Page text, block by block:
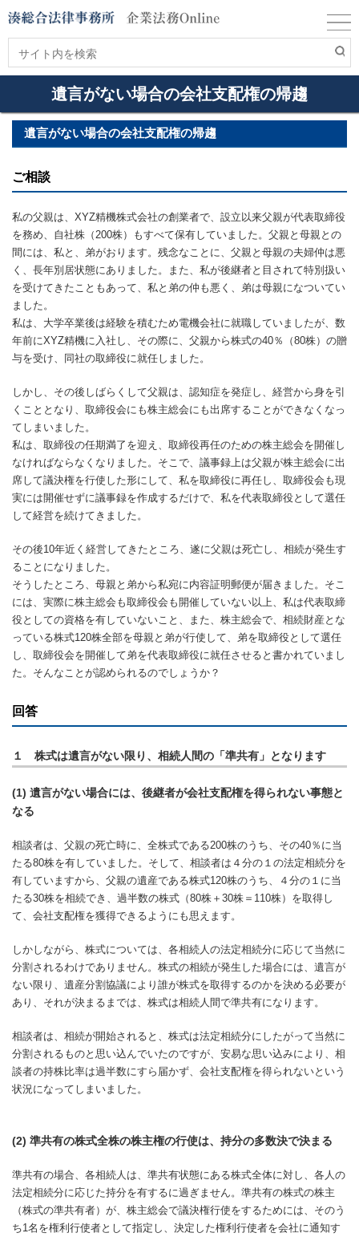
遺言がない場合の会社支配権の帰趨
遺言がない場合の会社支配権の帰趨
ご相談
私の父親は、XYZ精機株式会社の創業者で、設立以来父親が代表取締役
を務め、自社株（200株）もすべて保有していました。父親と母親との
間には、私と、弟がおります。残念なことに、父親と母親の夫婦仲は悪
く、長年別居状態にありました。また、私が後継者と目されて特別扱い
を受けてきたこともあって、私と弟の仲も悪く、弟は母親になついてい
ました。
私は、大学卒業後は経験を積むため電機会社に就職していましたが、数
年前にXYZ精機に入社し、その際に、父親から株式の40％（80株）の贈
与を受け、同社の取締役に就任しました。
しかし、その後しばらくして父親は、認知症を発症し、経営から身を引
くこととなり、取締役会にも株主総会にも出席することができなくなっ
てしまいました。
私は、取締役の任期満了を迎え、取締役再任のための株主総会を開催し
なければならなくなりました。そこで、議事録上は父親が株主総会に出
席して議決権を行使した形にして、私を取締役に再任し、取締役会も現
実には開催せずに議事録を作成するだけで、私を代表取締役として選任
して経営を続けてきました。
その後10年近く経営してきたところ、遂に父親は死亡し、相続が発生す
ることになりました。
そうしたところ、母親と弟から私宛に内容証明郵便が届きました。そこ
には、実際に株主総会も取締役会も開催していない以上、私は代表取締
役としての資格を有していないこと、また、株主総会で、相続財産とな
っている株式120株全部を母親と弟が行使して、弟を取締役として選任
し、取締役会を開催して弟を代表取締役に就任させると書かれていまし
た。そんなことが認められるのでしょうか？
回答
１ 株式は遺言がない限り、相続人間の「準共有」となります
(1) 遺言がない場合には、後継者が会社支配権を得られない事態と
なる
相談者は、父親の死亡時に、全株式である200株のうち、その40％に当
たる80株を有していました。そして、相談者は４分の１の法定相続分を
有していますから、父親の遺産である株式120株のうち、４分の１に当
たる30株を相続でき、過半数の株式（80株＋30株＝110株）を取得し
て、会社支配権を獲得できるようにも思えます。
しかしながら、株式については、各相続人の法定相続分に応じて当然に
分割されるわけでありません。株式の相続が発生した場合には、遺言が
ない限り、遺産分割協議により誰が株式を取得するのかを決める必要が
あり、それが決まるまでは、株式は相続人間で準共有になります。
相談者は、相続が開始されると、株式は法定相続分にしたがって当然に
分割されるものと思い込んでいたのですが、安易な思い込みにより、相
談者の持株比率は過半数にすら届かず、会社支配権を得られないという
状況になってしまいました。
(2) 準共有の株式全株の株主権の行使は、持分の多数決で決まる
準共有の場合、各相続人は、準共有状態にある株式全体に対し、各人の
法定相続分に応じた持分を有するに過ぎません。準共有の株式の株主
（株式の準共有者）が、株主総会で議決権行使をするためには、そのう
ち1名を権利行使者として指定し、決定した権利行使者を会社に通知す